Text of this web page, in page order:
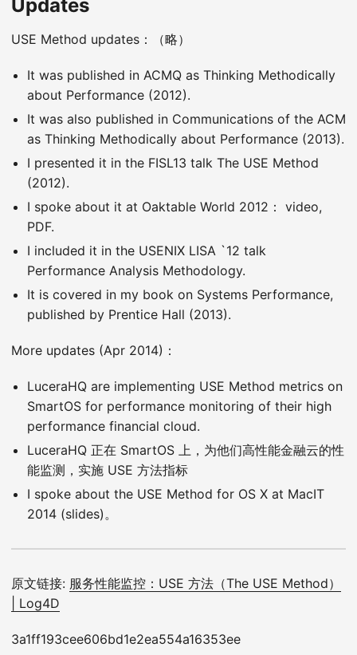
Updates
USE Method updates：（略）
It was published in ACMQ as Thinking Methodically
about Performance (2012).
It was also published in Communications of the ACM
as Thinking Methodically about Performance (2013).
I presented it in the FISL13 talk The USE Method
(2012).
I spoke about it at Oaktable World 2012： video,
PDF.
I included it in the USENIX LISA `12 talk
Performance Analysis Methodology.
It is covered in my book on Systems Performance,
published by Prentice Hall (2013).
More updates (Apr 2014)：
LuceraHQ are implementing USE Method metrics on
SmartOS for performance monitoring of their high
performance financial cloud.
LuceraHQ 正在 SmartOS 上，为他们高性能金融云的性
能监测，实施 USE 方法指标
I spoke about the USE Method for OS X at MacIT
2014 (slides)。
原文链接: 服务性能监控：USE 方法（The USE Method）
| Log4D
3a1ff193cee606bd1e2ea554a16353ee